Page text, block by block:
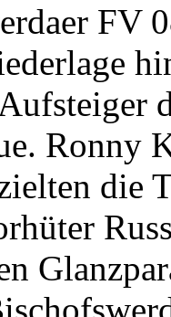
FV
Ronny
die